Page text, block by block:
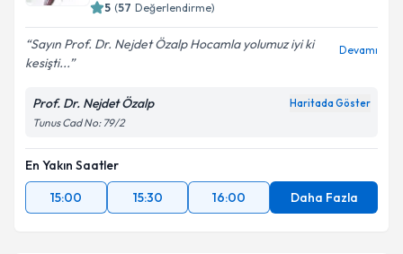
5 (57 Değerlendirme)
Sayın Prof. Dr. Nejdet Özalp Hocamla yolumuz iyi ki
kesişti...
Devamı
Prof. Dr. Nejdet Özalp Haritada Göster
Tunus Cad No: 79/2
En Yakın Saatler
15:00
15:30 16:00 Daha Fazla